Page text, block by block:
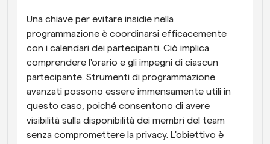
Una chiave per evitare insidie nella
programmazione è coordinarsi efficacemente
con i calendari dei partecipanti. Ciò implica
comprendere l'orario e gli impegni di ciascun
partecipante. Strumenti di programmazione
avanzati possono essere immensamente utili in
questo caso, poiché consentono di avere
visibilità sulla disponibilità dei membri del team
senza compromettere la privacy. L'obiettivo è